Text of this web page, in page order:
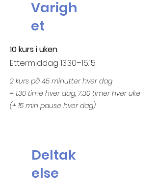
Varigh
et
10 kurs i uken
Ettermiddag 13.30–15.15
2 kurs på 45 minutter hver dag
= 1.30 time hver dag, 7.30 timer hver uke
(+ 15 min pause hver dag)
Deltak
else